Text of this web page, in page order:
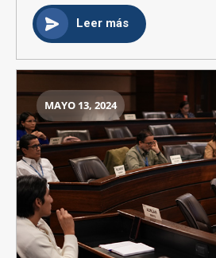
Leer más
MAYO 13, 2024